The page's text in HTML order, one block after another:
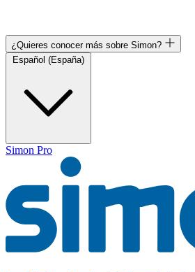
¿Quieres conocer más sobre Simon?
Simon Pro